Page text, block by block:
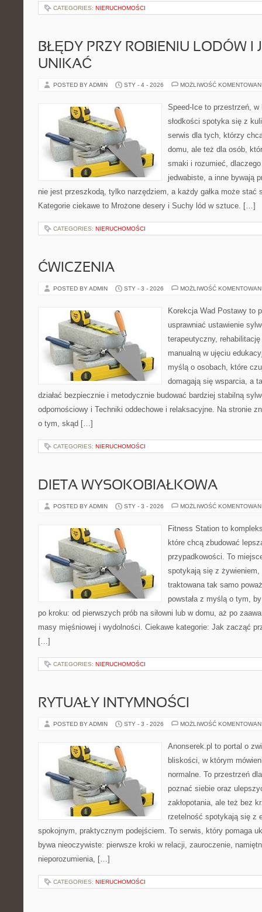
CATEGORIES: NIERUCHOMOŚCI
BŁĘDY PRZY ROBIENIU LODÓW I
UNIKAĆ
POSTED BY ADMIN STY - 4 - 2026 MOŻLIWOŚĆ
Speed-Ice to przestrzeń,
słodkości spotyka się z
serwis dla tych, którzy
domu, ale też dla osób,
smaki i rozumieć,
jedwabiste, a inne bywają
nie jest przeszkodą, tylko narzędziem, a każdy gałka może stać
Kategorie ciekawe to Mrożone desery i Suchy lód w sztuce. […]
CATEGORIES: NIERUCHOMOŚCI
ĆWICZENIA
POSTED BY ADMIN STY - 3 - 2026 MOŻLIWOŚĆ
Korekcja Wad Postawy to
usprawniać ustawienie
terapeutyczny,
manualną w ujęciu
myślą o osobach, które
domagają się wsparcia, a
działać bezpiecznie i metodycznie budować bardziej stabilną
odpornościowy i Techniki oddechowe i relaksacyjne. Na stronie
o tym, skąd […]
CATEGORIES: NIERUCHOMOŚCI
DIETA WYSOKOBIAŁKOWA
POSTED BY ADMIN STY - 3 - 2026 MOŻLIWOŚĆ
Fitness Station to
które chcą zbudować
przypadkowości. To
spotykają się z żywieniem,
traktowana tak samo
powstała z myślą o tym,
po kroku: od pierwszych prób na siłowni lub w domu, aż po
masy mięśniowej i wydolności. Ciekawe kategorie: Jak zacząć
[…]
CATEGORIES: NIERUCHOMOŚCI
RYTUAŁY INTYMNOŚCI
POSTED BY ADMIN STY - 3 - 2026 MOŻLIWOŚĆ
Anonserek.pl to portal o
bliskości, w którym
normalne. To przestrzeń
poznać siebie oraz
zakłopotania, ale też bez
rzetelność spotykają się z
spokojnym, praktycznym podejściem. To serwis, który pomaga
bywa nieoczywiste: pierwsze kroki w relacji, zauroczenie,
nieporozumienia, […]
CATEGORIES: NIERUCHOMOŚCI